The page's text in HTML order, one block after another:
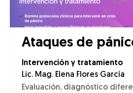
Ataques de
Intervención y tratamiento
Lic. Mag. Elena Flores García
Evaluación, diagnóstico